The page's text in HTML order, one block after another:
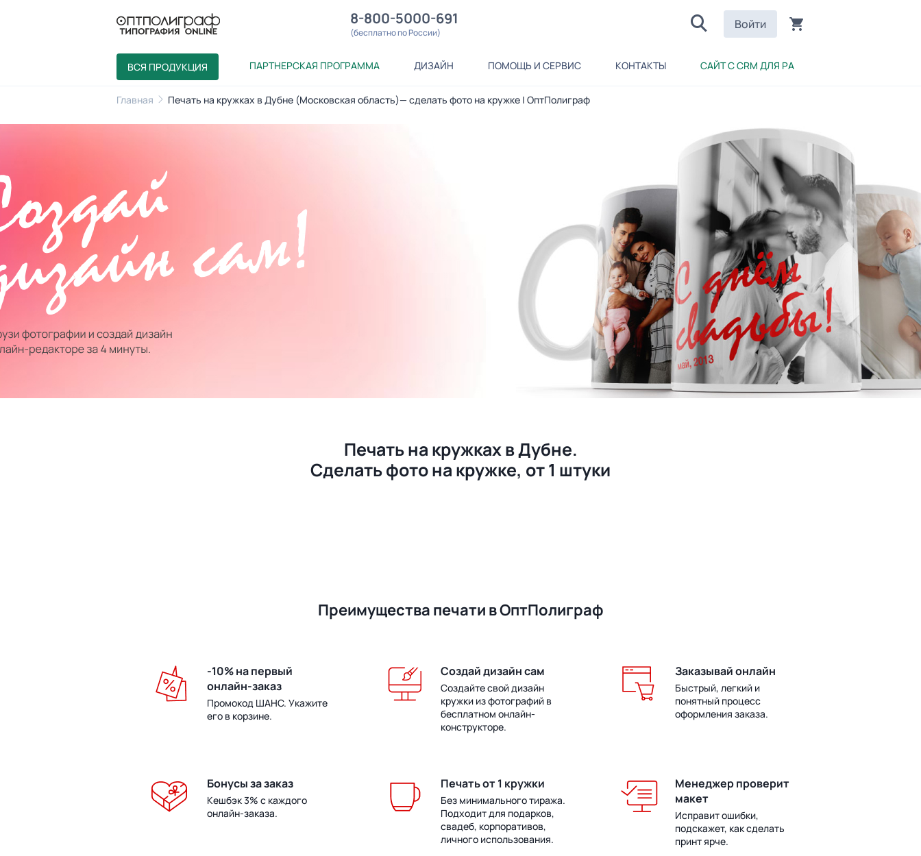
8-800-5000-691
(бесплатно по России)
Войти
ВСЯ ПРОДУКЦИЯ ПАРТНЕРСКАЯ ПРОГРАММА ДИЗАЙН ПОМОЩЬ И СЕРВИС КОНТАКТЫ САЙТ С CRM ДЛЯ РА
Главная Печать на кружках в Дубне (Московская область)— сделать фото на кружке | ОптПолиграф
Печать на кружках в Дубне.
Сделать фото на кружке, от 1 штуки
Преимущества печати в ОптПолиграф
-10% на первый
онлайн-заказ
Промокод ШАНС. Укажите
его в корзине.
Создай дизайн сам
Создайте свой дизайн
кружки из фотографий в
бесплатном онлайн-
конструкторе.
Заказывай онлайн
Быстрый, легкий и
понятный процесс
оформления заказа.
Бонусы за заказ
Кешбэк 3% с каждого
онлайн-заказа.
Печать от 1 кружки
Без минимального тиража.
Подходит для подарков,
свадеб, корпоративов,
личного использования.
Менеджер проверит
макет
Исправит ошибки,
подскажет, как сделать
принт ярче.